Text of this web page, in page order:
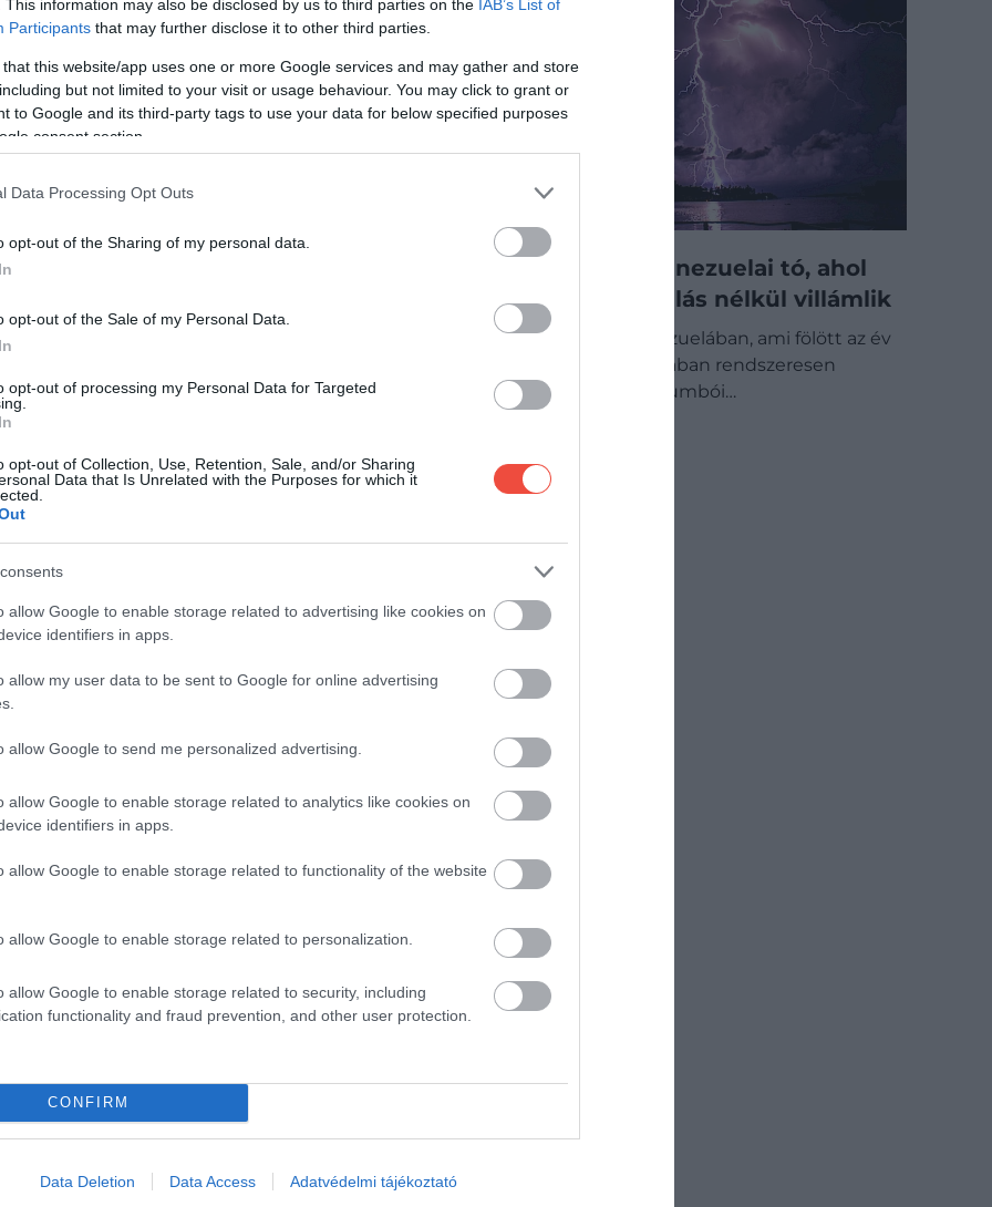
This information may also be disclosed by us to third parties on the IAB’s List of
Participants that may further disclose it to other third parties.
that this website/app uses one or more Google services and may gather and store
but not limited to your visit or usage behaviour. You may click to grant or
to Google and its third-party tags to use your data for below specified purposes
consent section.
Data Processing Opt Outs
opt-out of the Sharing of my personal data.
opt-out of the Sale of my Personal Data.
opt-out of processing my Personal Data for Targeted
opt-out of Collection, Use, Retention, Sale, and/or Sharing
Data that Is Unrelated with the Purposes for which it
allow Google to enable storage related to advertising like cookies on
identifiers in apps.
allow my user data to be sent to Google for online advertising
allow Google to send me personalized advertising.
allow Google to enable storage related to analytics like cookies on
identifiers in apps.
allow Google to enable storage related to functionality of the website
allow Google to enable storage related to personalization.
allow Google to enable storage related to security, including
functionality and fraud prevention, and other user protection.
CONFIRM
Data Deletion Data Access Adatvédelmi tájékoztató
1851-ben cserélték le a ma is látható,
hídja, az 1901-ben épült Sidi M’Cid-híd. A
híd ível át, de a Sidi M’Cid kitűnik közülük,
egészen 1929-ig a világ legmagasabbjának
leghosszabb: 7 természeti „leg”, ami rekordot
A különös venezuelai tó, ahol
szinte megállás nélkül villámlik
Van egy tó Venezuelában, ami fölött az év
akár kétharmadában rendszeresen
villámlik. A catatumbói…